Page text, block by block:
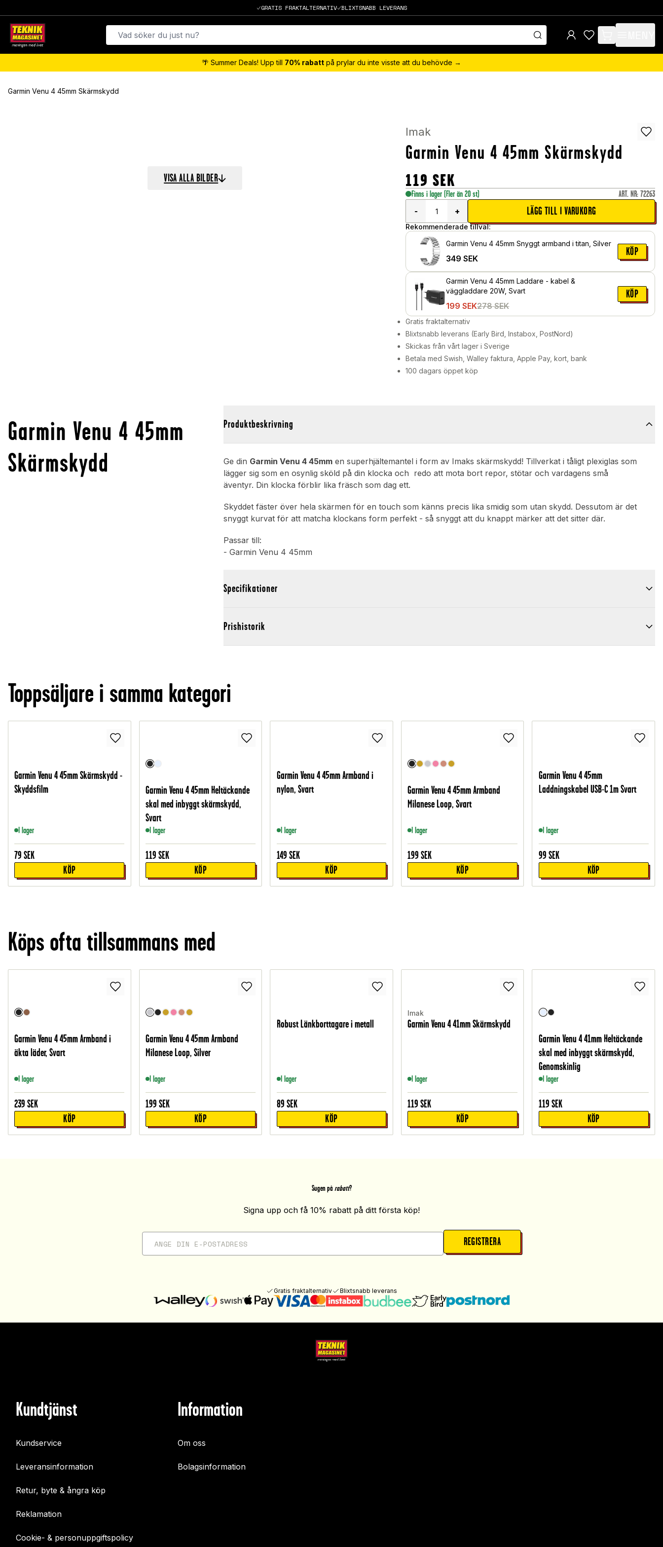
GRATIS FRAKTALTERNATIV BLIXTSNABB LEVERANS
items in cart, view
🌴 Summer Deals! Upp till 70% rabatt på prylar du inte visste att du behövde →
Garmin Venu 4 45mm Skärmskydd
VISA ALLA BILDER
Imak
Garmin Venu 4 45mm Skärmskydd
119 SEK
Finns i lager (Fler än 20 st) ART. NR: 72263
-
+ LÄGG TILL I VARUKORG
Rekommenderade tillval:
Garmin Venu 4 45mm Snyggt armband i titan, Silver
349 SEK
KÖP
Garmin Venu 4 45mm Laddare - kabel &
väggladdare 20W, Svart
199 SEK278 SEK
KÖP
Gratis fraktalternativ
Blixtsnabb leverans (Early Bird, Instabox, PostNord)
Skickas från vårt lager i Sverige
Betala med Swish, Walley faktura, Apple Pay, kort, bank
100 dagars öppet köp
Garmin Venu 4 45mm
Skärmskydd
Produktbeskrivning
Ge din Garmin Venu 4 45mm en superhjältemantel i form av Imaks skärmskydd! Tillverkat i tåligt plexiglas som
lägger sig som en osynlig sköld på din klocka och redo att mota bort repor, stötar och vardagens små
äventyr. Din klocka förblir lika fräsch som dag ett.
Skyddet fäster över hela skärmen för en touch som känns precis lika smidig som utan skydd. Dessutom är det
snyggt kurvat för att matcha klockans form perfekt - så snyggt att du knappt märker att det sitter där.
Passar till:
- Garmin Venu 4 45mm
Specifikationer
Prishistorik
Toppsäljare i samma kategori
Garmin Venu 4 45mm Skärmskydd -
Skyddsfilm
I lager
79 SEK
KÖP
Garmin Venu 4 45mm Heltäckande
skal med inbyggt skärmskydd,
Svart
I lager
119 SEK
KÖP
Garmin Venu 4 45mm Armband i
nylon, Svart
I lager
149 SEK
KÖP
Garmin Venu 4 45mm Armband
Milanese Loop, Svart
I lager
199 SEK
KÖP
Garmin Venu 4 45mm
Laddningskabel USB-C 1m Svart
I lager
99 SEK
KÖP
Köps ofta tillsammans med
Garmin Venu 4 45mm Armband i
äkta läder, Svart
I lager
239 SEK
KÖP
Garmin Venu 4 45mm Armband
Milanese Loop, Silver
I lager
199 SEK
KÖP
Robust Länkborttagare i metall
I lager
89 SEK
KÖP
Imak
Garmin Venu 4 41mm Skärmskydd
I lager
119 SEK
KÖP
Garmin Venu 4 41mm Heltäckande
skal med inbyggt skärmskydd,
Genomskinlig
I lager
119 SEK
KÖP
Sugen på rabatt?
Signa upp och få 10% rabatt på ditt första köp!
REGISTRERA
Gratis fraktalternativ Blixtsnabb leverans
Kundtjänst
Kundservice
Leveransinformation
Retur, byte & ångra köp
Reklamation
Cookie- & personuppgiftspolicy
Information
Om oss
Bolagsinformation